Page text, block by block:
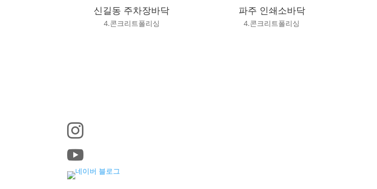
신길동 주차장바닥
4.콘크리트폴리싱
파주 인쇄소바닥
4.콘크리트폴리싱

